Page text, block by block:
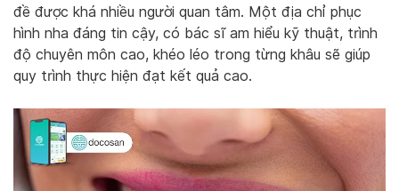
đề được khá nhiều người quan tâm. Một địa chỉ phục
hình nha đáng tin cậy, có bác sĩ am hiểu kỹ thuật, trình
độ chuyên môn cao, khéo léo trong từng khâu sẽ giúp
quy trình thực hiện đạt kết quả cao.